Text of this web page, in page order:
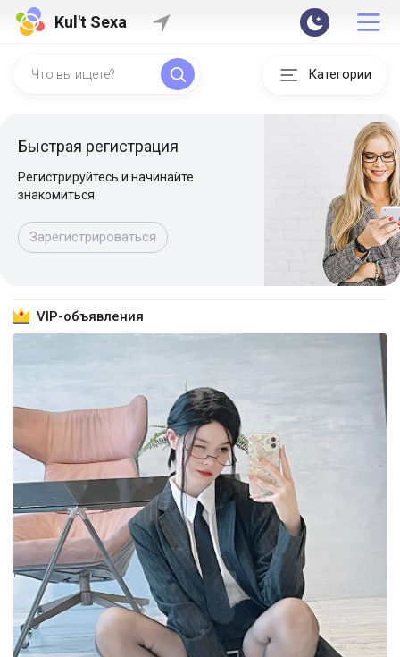
Kul't Sexa
Категории
Быстрая регистрация
Регистрируйтесь и начинайте
знакомиться
Зарегистрироваться
VIP-объявления